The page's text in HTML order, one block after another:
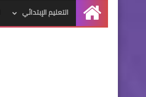
الرئيسية
التعليم الإبتدائي